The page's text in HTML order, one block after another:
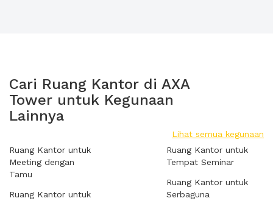
Cari Ruang Kantor di AXA
Tower untuk Kegunaan
Lainnya
Lihat semua kegunaan
Ruang Kantor untuk
Meeting dengan
Tamu
Ruang Kantor untuk
Ruang Kantor untuk
Tempat Seminar
Ruang Kantor untuk
Serbaguna